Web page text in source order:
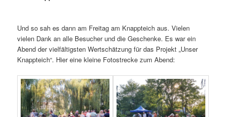
Und so sah es dann am Freitag am Knappteich aus. Vielen
vielen Dank an alle Besucher und die Geschenke. Es war ein
Abend der vielfältigsten Wertschätzung für das Projekt „Unser
Knappteich“. Hier eine kleine Fotostrecke zum Abend: